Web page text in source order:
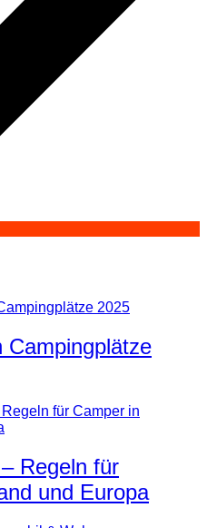
Campingplätze
Regeln für
und Europa